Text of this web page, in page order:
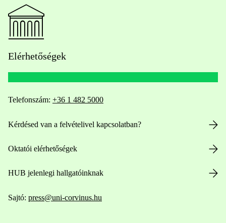
Elérhetőségek
Telefonszám: +36 1 482 5000
Kérdésed van a felvételivel kapcsolatban?
Oktatói elérhetőségek
HUB jelenlegi hallgatóinknak
Sajtó: press@uni-corvinus.hu